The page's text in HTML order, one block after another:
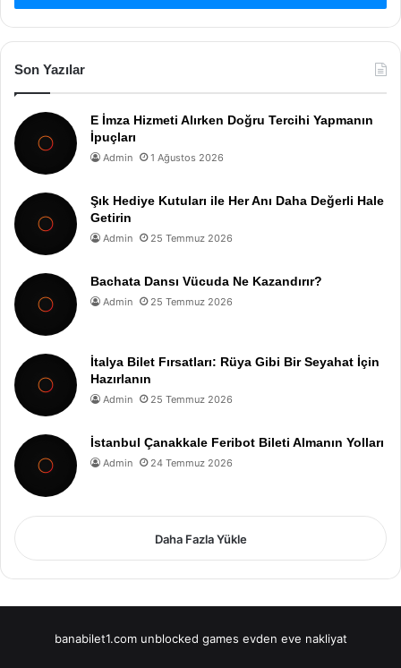
Son Yazılar
E İmza Hizmeti Alırken Doğru Tercihi Yapmanın
İpuçları
Admin 1 Ağustos 2026
Şık Hediye Kutuları ile Her Anı Daha Değerli Hale
Getirin
Admin 25 Temmuz 2026
Bachata Dansı Vücuda Ne Kazandırır?
Admin 25 Temmuz 2026
İtalya Bilet Fırsatları: Rüya Gibi Bir Seyahat İçin
Hazırlanın
Admin 25 Temmuz 2026
İstanbul Çanakkale Feribot Bileti Almanın Yolları
Admin 24 Temmuz 2026
Daha Fazla Yükle
banabilet1.com unblocked games evden eve nakliyat